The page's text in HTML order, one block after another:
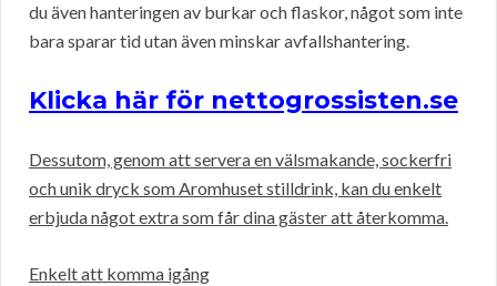
du även hanteringen av burkar och flaskor, något som inte
bara sparar tid utan även minskar avfallshantering.
Klicka här för nettogrossisten.se
Dessutom, genom att servera en välsmakande, sockerfri
och unik dryck som Aromhuset stilldrink, kan du enkelt
erbjuda något extra som får dina gäster att återkomma.
Enkelt att komma igång